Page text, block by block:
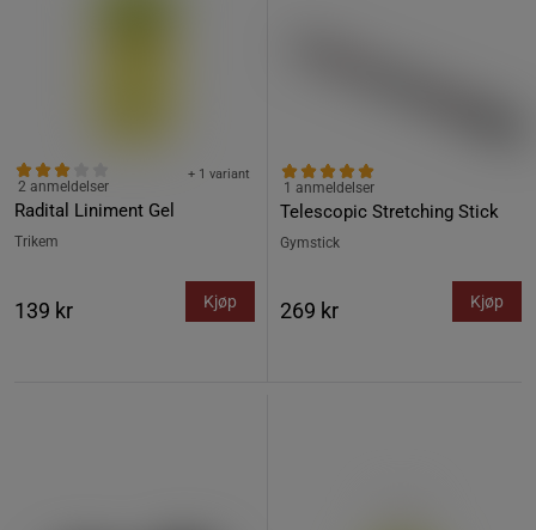
Radital Liniment Gel
+ 1 variant
2 anmeldelser
Trikem
139 kr Kjøp
Telescopic Stretching Stick
1 anmeldelser
Gymstick
269 kr Kjøp